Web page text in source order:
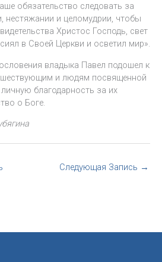
обязательство следовать за
нестяжании и целомудрии, чтобы
Христос Господь, свет
в Своей Церкви и осветил мир».
владыка Павел подошел к
и людям посвященной
благодарность за их
о Боге.
Следующая Запись →